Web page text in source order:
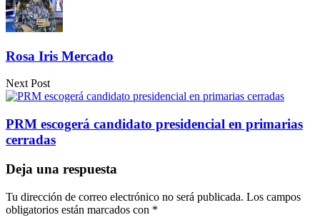
Rosa Iris Mercado
Next Post
PRM escogerá candidato presidencial en primarias
cerradas
Deja una respuesta
Tu dirección de correo electrónico no será publicada. Los campos
obligatorios están marcados con *